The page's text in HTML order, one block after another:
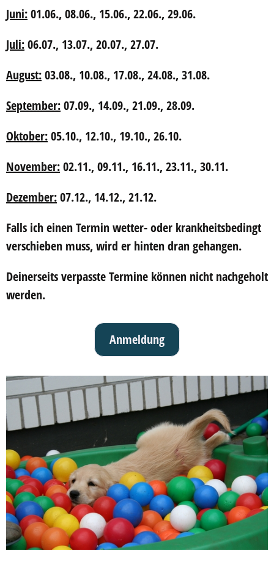
Juni:01.06., 08.06., 15.06., 22.06., 29.06.
Juli:06.07., 13.07., 20.07., 27.07.
August:03.08., 10.08., 17.08., 24.08., 31.08.
September:07.09., 14.09., 21.09., 28.09.
Oktober:05.10., 12.10., 19.10., 26.10.
November:02.11., 09.11., 16.11., 23.11., 30.11.
Dezember:07.12., 14.12., 21.12.
Falls ich einen Termin wetter- oder krankheitsbedingt
verschieben muss, wird er hinten dran gehangen.
Deinerseits verpasste Termine können nicht nachgeholt
werden.
Anmeldung